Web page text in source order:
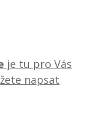
je tu pro Vás
napsat